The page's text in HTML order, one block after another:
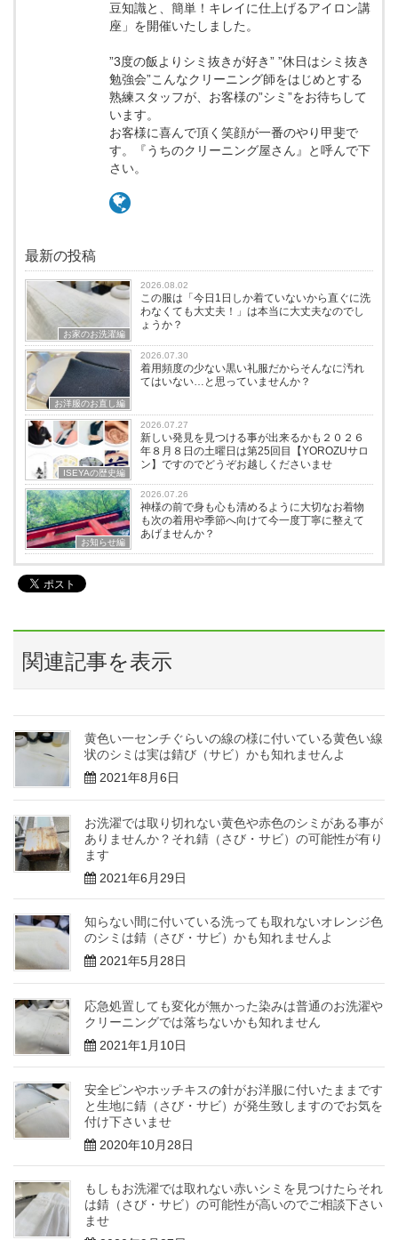
豆知識と、簡単！キレイに仕上げるアイロン講
座」を開催いたしました。
”3度の飯よりシミ抜きが好き” ”休日はシミ抜き
勉強会”こんなクリーニング師をはじめとする
熟練スタッフが、お客様の”シミ”をお待ちして
います。
お客様に喜んで頂く笑顔が一番のやり甲斐で
す。『うちのクリーニング屋さん』と呼んで下
さい。
最新の投稿
お家のお洗濯編
2026.08.02
この服は「今日1日しか着ていないから直ぐに洗
わなくても大丈夫！」は本当に大丈夫なのでし
ょうか？
お洋服のお直し編
2026.07.30
着用頻度の少ない黒い礼服だからそんなに汚れ
てはいない…と思っていませんか？
ISEYAの歴史編
2026.07.27
新しい発見を見つける事が出来るかも２０２６
年８月８日の土曜日は第25回目【YOROZUサロ
ン】ですのでどうぞお越しくださいませ
お知らせ編
2026.07.26
神様の前で身も心も清めるように大切なお着物
も次の着用や季節へ向けて今一度丁寧に整えて
あげませんか？
関連記事を表示
黄色い一センチぐらいの線の様に付いている黄色い線
状のシミは実は錆び（サビ）かも知れませんよ
2021年8月6日
お洗濯では取り切れない黄色や赤色のシミがある事が
ありませんか？それ錆（さび・サビ）の可能性が有り
ます
2021年6月29日
知らない間に付いている洗っても取れないオレンジ色
のシミは錆（さび・サビ）かも知れませんよ
2021年5月28日
応急処置しても変化が無かった染みは普通のお洗濯や
クリーニングでは落ちないかも知れません
2021年1月10日
安全ピンやホッチキスの針がお洋服に付いたままです
と生地に錆（さび・サビ）が発生致しますのでお気を
付け下さいませ
2020年10月28日
もしもお洗濯では取れない赤いシミを見つけたらそれ
は錆（さび・サビ）の可能性が高いのでご相談下さい
ませ